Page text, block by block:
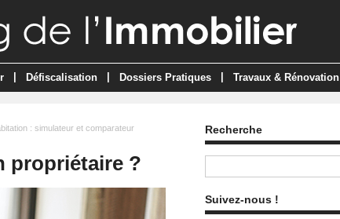
Défiscalisation Dossiers Pratiques Travaux & Rénovation
: simulateur et comparateur
propriétaire ?
Recherche
Suivez-nous !